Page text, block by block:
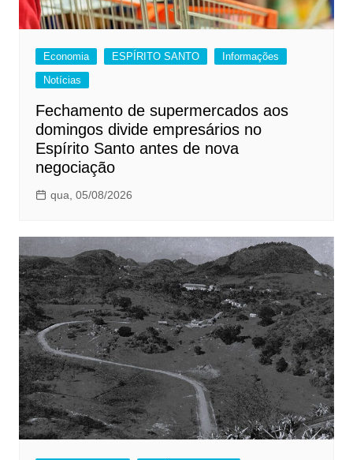
Economia ESPÍRITO SANTO
Informações
Notícias
Fechamento de supermercados aos
domingos divide empresários no
Espírito Santo antes de nova
negociação
qua, 05/08/2026